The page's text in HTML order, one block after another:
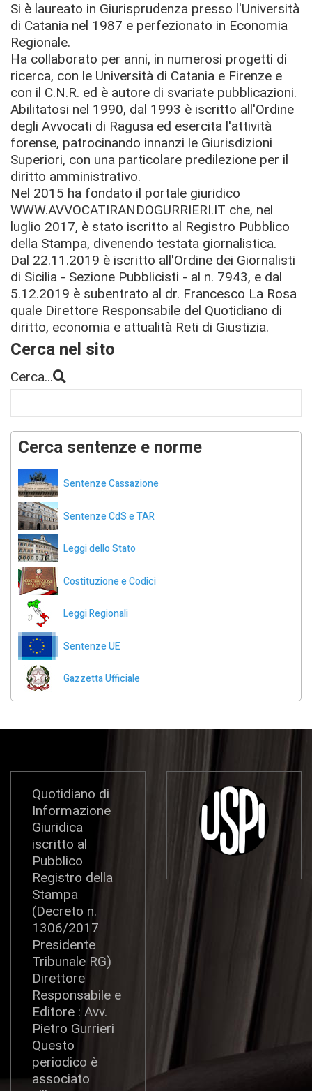
Si è laureato in Giurisprudenza presso l'Università
di Catania nel 1987 e perfezionato in Economia
Regionale.
Ha collaborato per anni, in numerosi progetti di
ricerca, con le Università di Catania e Firenze e
con il C.N.R. ed è autore di svariate pubblicazioni.
Abilitatosi nel 1990, dal 1993 è iscritto all'Ordine
degli Avvocati di Ragusa ed esercita l'attività
forense, patrocinando innanzi le Giurisdizioni
Superiori, con una particolare predilezione per il
diritto amministrativo.
Nel 2015 ha fondato il portale giuridico
WWW.AVVOCATIRANDOGURRIERI.IT che, nel
luglio 2017, è stato iscritto al Registro Pubblico
della Stampa, divenendo testata giornalistica.
Dal 22.11.2019 è iscritto all'Ordine dei Giornalisti
di Sicilia - Sezione Pubblicisti - al n. 7943, e dal
5.12.2019 è subentrato al dr. Francesco La Rosa
quale Direttore Responsabile del Quotidiano di
diritto, economia e attualità Reti di Giustizia.
Cerca nel sito
Cerca...
Cerca sentenze e norme
Sentenze Cassazione
Sentenze CdS e TAR
Leggi dello Stato
Costituzione e Codici
Leggi Regionali
Sentenze UE
Gazzetta Ufficiale
Quotidiano di
Informazione
Giuridica
iscritto al
Pubblico
Registro della
Stampa
(Decreto n.
1306/2017
Presidente
Tribunale RG)
Direttore
Responsabile e
Editore : Avv.
Pietro Gurrieri
Questo
periodico è
associato